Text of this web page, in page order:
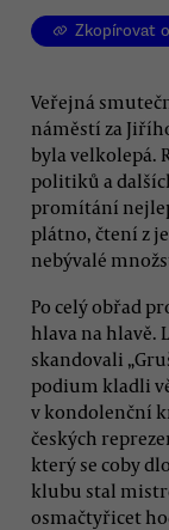
Zkopírovat
Veřejná
náměstí za
byla velkolepá.
politiků a
promítání
plátno, čtení z
nebývalé
Po celý obřad
hlava na hlavě.
skandovali
podium kladli
v kondolenční
českých
který se coby
klubu stal
osmačtyřicet